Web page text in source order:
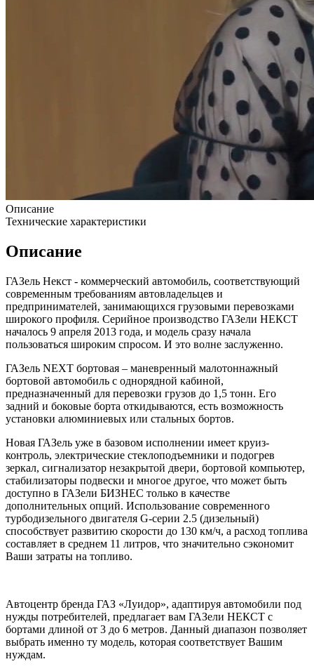
Описание
Технические характеристики
Описание
ГАЗель Некст - коммерческий автомобиль, соответствующий
современным требованиям автовладельцев и
предпринимателей, занимающихся грузовыми перевозками
широкого профиля. Серийное производство ГАЗели НЕКСТ
началось 9 апреля 2013 года, и модель сразу начала
пользоваться широким спросом. И это волне заслуженно.
ГАЗель NEXT бортовая – маневренный малотоннажный
бортовой автомобиль с однорядной кабиной,
предназначенный для перевозки грузов до 1,5 тонн. Его
задний и боковые борта откидываются, есть возможность
установки алюминиевых или стальных бортов.
Новая ГАЗель уже в базовом исполнении имеет круиз-
контроль, электрические стеклоподъемники и подогрев
зеркал, сигнализатор незакрытой двери, бортовой компьютер,
стабилизаторы подвески и многое другое, что может быть
доступно в ГАЗели БИЗНЕС только в качестве
дополнительных опций. Использование современного
турбодизельного двигателя G-серии 2.5 (дизельный)
способствует развитию скорости до 130 км/ч, а расход топлива
составляет в среднем 11 литров, что значительно сэкономит
Ваши затраты на топливо.
Автоцентр бренда ГАЗ «Луидор», адаптируя автомобили под
нужды потребителей, предлагает вам ГАЗели НЕКСТ с
бортами длиной от 3 до 6 метров. Данный диапазон позволяет
выбрать именно ту модель, которая соответствует Вашим
нуждам.